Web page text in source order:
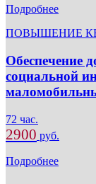
Подробнее
ПОВЫШЕНИЕ
Обеспечение
социальной
72 час.
2900 руб.
Подробнее